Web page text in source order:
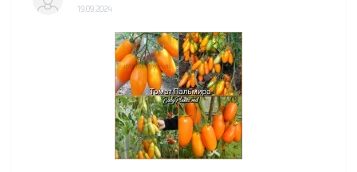
19.09.2024